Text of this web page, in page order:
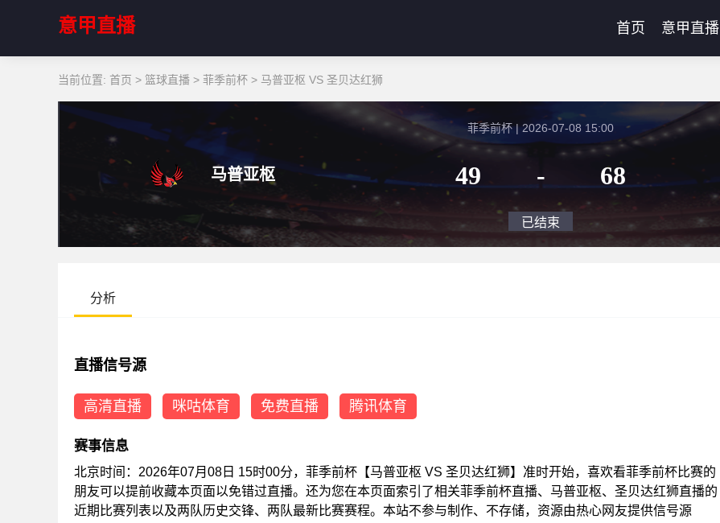
意甲直播 首页 意甲直播
当前位置: 首页 > 篮球直播 > 菲季前杯 > 马普亚枢 VS 圣贝达红狮
马普亚枢
菲季前杯 | 2026-07-08 15:00
49 - 68
已结束
分析
直播信号源
高清直播 咪咕体育 免费直播 腾讯体育
赛事信息
北京时间：2026年07月08日 15时00分，菲季前杯【马普亚枢 VS 圣贝达红狮】准时开始，喜欢看菲季前杯比赛的
朋友可以提前收藏本页面以免错过直播。还为您在本页面索引了相关菲季前杯直播、马普亚枢、圣贝达红狮直播的
近期比赛列表以及两队历史交锋、两队最新比赛赛程。本站不参与制作、不存储，资源由热心网友提供信号源